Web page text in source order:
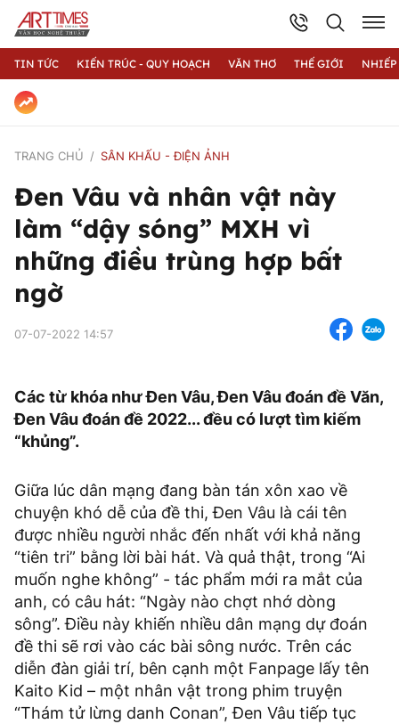
TIN TỨC KIẾN TRÚC - QUY HOẠCH VĂN THƠ THẾ GIỚI
TRANG CHỦ SÂN KHẤU - ĐIỆN ẢNH
Đen Vâu và nhân vật này
làm “dậy sóng” MXH vì
những điều trùng hợp bất
ngờ
07-07-2022 14:57
Các từ khóa như Đen Vâu, Đen Vâu đoán đề Văn,
Đen Vâu đoán đề 2022... đều có lượt tìm kiếm
“khủng”.
Giữa lúc dân mạng đang bàn tán xôn xao về
chuyện khó dễ của đề thi, Đen Vâu là cái tên
được nhiều người nhắc đến nhất với khả năng
“tiên tri” bằng lời bài hát. Và quả thật, trong “Ai
muốn nghe không” - tác phẩm mới ra mắt của
anh, có câu hát: “Ngày nào chợt nhớ dòng
sông”. Điều này khiến nhiều dân mạng dự đoán
đề thi sẽ rơi vào các bài sông nước. Trên các
diễn đàn giải trí, bên cạnh một Fanpage lấy tên
Kaito Kid – một nhân vật trong phim truyện
“Thám tử lừng danh Conan”, Đen Vâu tiếp tục